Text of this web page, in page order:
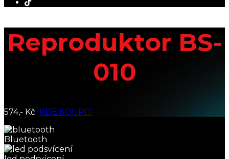
Reproduktor BS-
010
574,- Kč KDE KOUPIT
Bluetooth